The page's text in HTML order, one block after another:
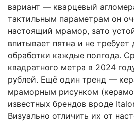
вариант — кварцевый
тактильным параметрам он
настоящий мрамор, зато
впитывает пятна и не требует
обработки каждые полгода.
квадратного метра в 2024
рублей. Ещё один тренд —
мраморным рисунком
известных брендов вроде
Визуально отличить их от